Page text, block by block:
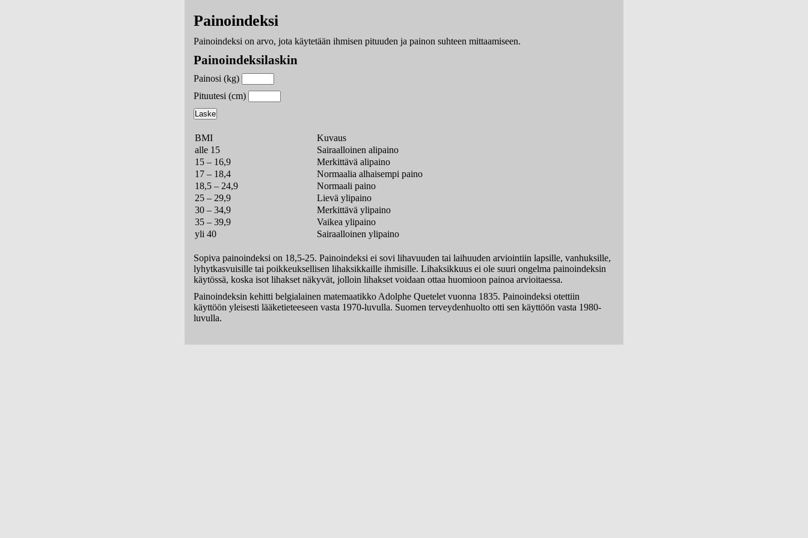
Painoindeksi
Painoindeksi on arvo, jota käytetään ihmisen pituuden ja painon suhteen mittaamiseen.
Painoindeksilaskin
Painosi (kg)
Pituutesi (cm)
BMI
Kuvaus
alle 15
Sairaalloinen alipaino
15 – 16,9
Merkittävä alipaino
17 – 18,4
Normaalia alhaisempi paino
18,5 – 24,9
Normaali paino
25 – 29,9
Lievä ylipaino
30 – 34,9
Merkittävä ylipaino
35 – 39,9
Vaikea ylipaino
yli 40
Sairaalloinen ylipaino
Sopiva painoindeksi on 18,5-25. Painoindeksi ei sovi lihavuuden tai laihuuden arviointiin lapsille, vanhuksille,
lyhytkasvuisille tai poikkeuksellisen lihaksikkaille ihmisille. Lihaksikkuus ei ole suuri ongelma painoindeksin
käytössä, koska isot lihakset näkyvät, jolloin lihakset voidaan ottaa huomioon painoa arvioitaessa.
Painoindeksin kehitti belgialainen matemaatikko Adolphe Quetelet vuonna 1835. Painoindeksi otettiin
käyttöön yleisesti lääketieteeseen vasta 1970-luvulla. Suomen terveydenhuolto otti sen käyttöön vasta 1980-
luvulla.